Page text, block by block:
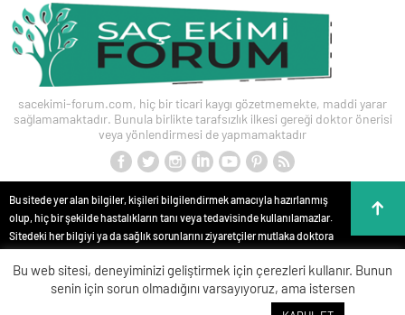
sacekimi-forum.com, hiç bir ticari kaygı gözetmemekte, maddi yarar
sağlamamaktadır. Bunula birlikte tarafsızlık ilkesi gereği doktor önerisi
veya yönlendirmesi de yapmamaktadır
Bu sitede yer alan bilgiler, kişileri bilgilendirmek amacıyla hazırlanmış
olup, hiç bir şekilde hastalıkların tanı veya tedavisinde kullanılamazlar.
Sitedeki her bilgiyi ya da sağlık sorunlarını ziyaretçiler mutlaka doktora
danışmalıdırlar. Bu sitede yer alan bilgiler hiç bir zaman hekim
tedavisinin veya konsültasyonunun yerini alamaz. Site içeriği kişisel
teşhis ve tedavi yönteminin seçimi için değerlendirilemez. Anlatılan tüm
Bu web sitesi, deneyiminizi geliştirmek için çerezleri kullanır. Bunun
senin için sorun olmadığını varsayıyoruz, ama istersen